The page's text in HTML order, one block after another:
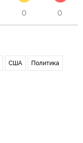
0 0
США Политика